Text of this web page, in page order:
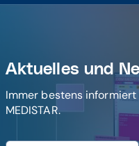
Aktuelles und
Immer bestens
MEDISTAR.